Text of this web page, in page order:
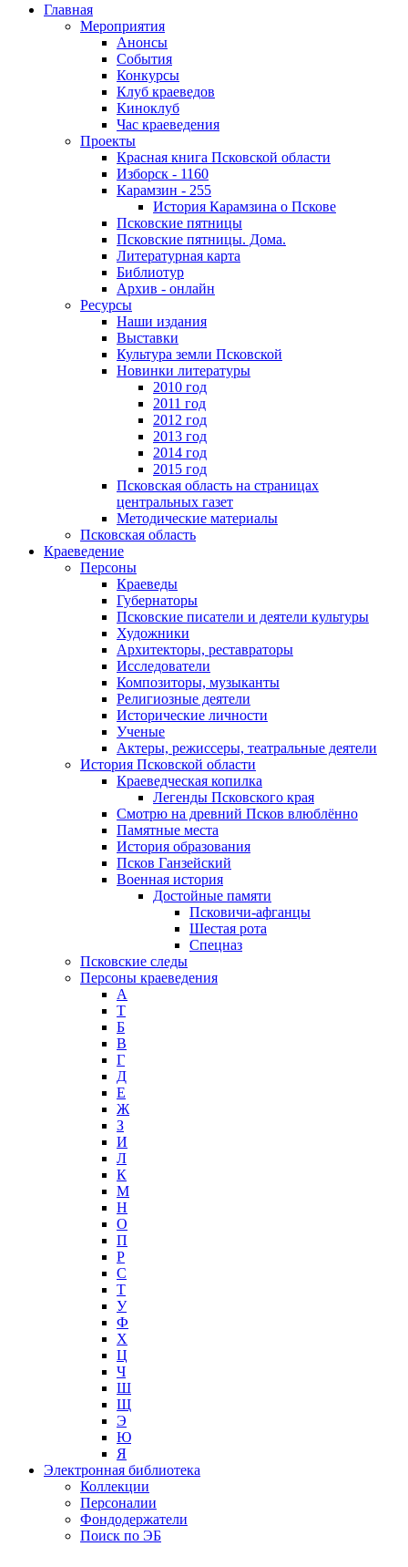
Главная
Мероприятия
Анонсы
События
Конкурсы
Клуб краеведов
Киноклуб
Час краеведения
Проекты
Красная книга Псковской области
Изборск - 1160
Карамзин - 255
История Карамзина о Пскове
Псковские пятницы
Псковские пятницы. Дома.
Литературная карта
Библиотур
Архив - онлайн
Ресурсы
Наши издания
Выставки
Культура земли Псковской
Новинки литературы
2010 год
2011 год
2012 год
2013 год
2014 год
2015 год
Псковская область на страницах
центральных газет
Методические материалы
Псковская область
Краеведение
Персоны
Краеведы
Губернаторы
Псковские писатели и деятели культуры
Художники
Архитекторы, реставраторы
Исследователи
Композиторы, музыканты
Религиозные деятели
Исторические личности
Ученые
Актеры, режиссеры, театральные деятели
История Псковской области
Краеведческая копилка
Легенды Псковского края
Смотрю на древний Псков влюблённо
Памятные места
История образования
Псков Ганзейский
Военная история
Достойные памяти
Псковичи-афганцы
Шестая рота
Спецназ
Псковские следы
Персоны краеведения
А
T
Б
В
Г
Д
Е
Ж
З
И
Л
К
М
Н
О
П
Р
С
Т
У
Ф
Х
Ц
Ч
Ш
Щ
Э
Ю
Я
Электронная библиотека
Коллекции
Персоналии
Фондодержатели
Поиск по ЭБ